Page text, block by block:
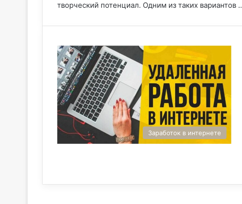
творческий потенциал. Одним из таких вариантов
Заработок в интернете